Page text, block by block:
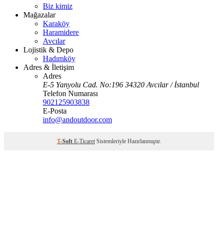
Biz kimiz
Mağazalar
Karaköy
Haramidere
Avcılar
Lojistik & Depo
Hadımköy
Adres & İletişim
Adres
E-5 Yanyolu Cad. No:196 34320 Avcılar / İstanbul
Telefon Numarası
902125903838
E-Posta
info@andoutdoor.com
T-Soft E-Ticaret Sistemleriyle Hazırlanmıştır.